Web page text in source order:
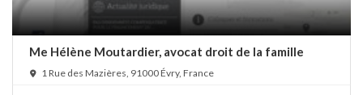
Me Hélène Moutardier, avocat droit de la famille
1 Rue des Mazières, 91000 Évry, France